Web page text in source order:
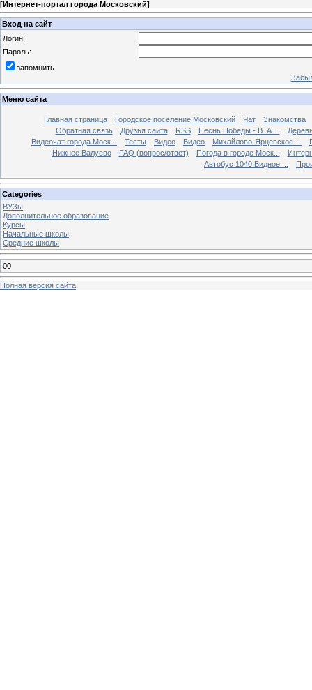
[Интернет-портал города Московский]
Вход на сайт
Логин:
Пароль:
запомнить
Меню сайта
Главная страница Городское поселение Московский Чат
Знакомства
Обратная связь
Друзья сайта RSS Песнь Победы - В. А....
Видеочат города Моск...
Тесты Видео Видео Михайлово-Ярцевское ...
Нижнее Валуево
FAQ (вопрос/ответ) Погода в городе Моск...
Автобус 1040 Видное ...
Categories
ВУЗы
Дополнительное образование
Курсы
Начальные школы
Средние школы
00
Полная версия сайта